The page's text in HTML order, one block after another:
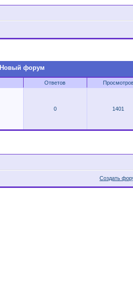
Новый форум
Ответов
0
1401
Создать